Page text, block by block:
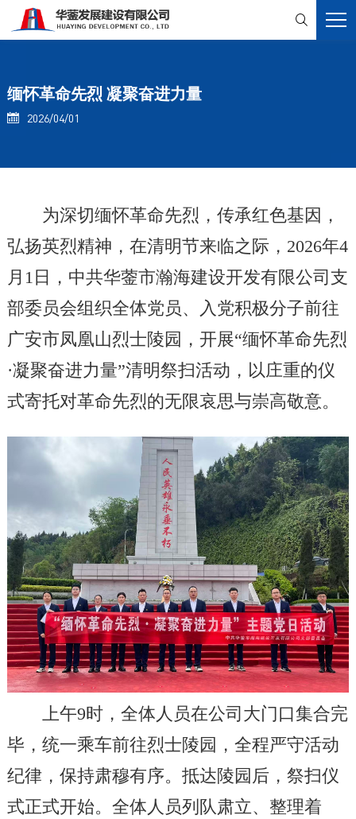

缅怀革命先烈 凝聚奋进力量
 2026/04/01
为深切缅怀革命先烈，传承红色基因，
弘扬英烈精神，在清明节来临之际， 2026年4
月 1日，中共华蓥市瀚海建设开发有限公司支
部委员会组织全体党员、入党积极分子前往
广安市凤凰山烈士陵园，开展“缅怀革命先烈
·凝聚奋进力量”清明祭扫活动，以庄重的仪
式寄托对革命先烈的无限哀思与崇高敬意。
上午9时，全体人员在公司大门口集合完
毕，统一乘车前往烈士陵园，全程严守活动
纪律，保持肃穆有序。抵达陵园后，祭扫仪
式正式开始。全体人员列队肃立、整理着